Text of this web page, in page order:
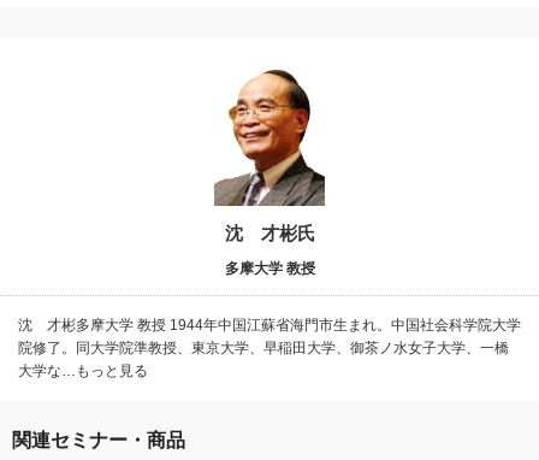
沈 才彬氏
多摩大学 教授
沈 才彬多摩大学 教授 1944年中国江蘇省海門市生まれ。中国社会科学院大学
院修了。同大学院準教授、東京大学、早稲田大学、御茶ノ水女子大学、一橋
大学な…もっと見る
関連セミナー・商品